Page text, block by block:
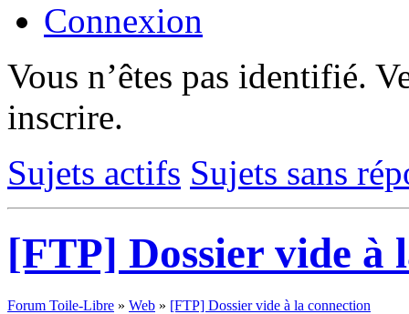
Connexion
Vous n’êtes pas identifié.
inscrire.
Sujets actifs Sujets sans
[FTP] Dossier vide à
Forum Toile-Libre » Web » [FTP] Dossier vide à la connection